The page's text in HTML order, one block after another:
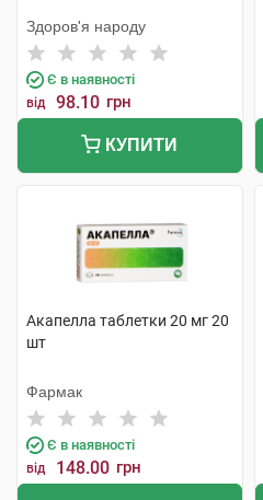
Здоров'я народу
Є в наявності
від 98.10 грн
КУПИТИ
Акапелла таблетки 20 мг 20
шт
Фармак
Є в наявності
від 148.00 грн